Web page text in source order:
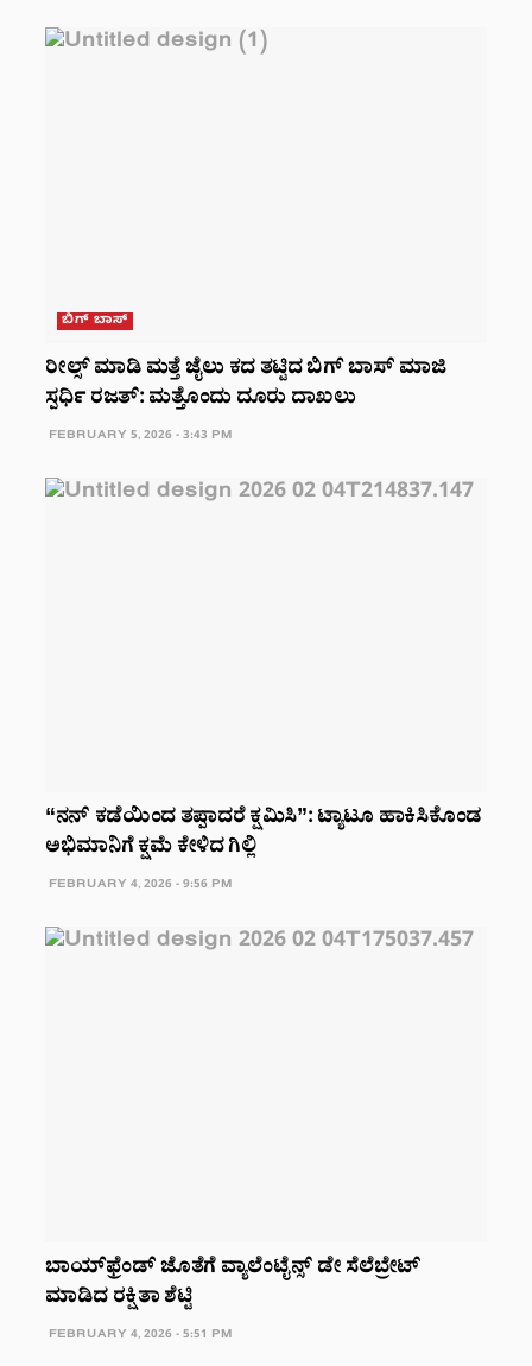
ಬಿಗ್ ಬಾಸ್
ರೀಲ್ಸ್ ಮಾಡಿ ಮತ್ತೆ ಜೈಲು ಕದ ತಟ್ಟಿದ ಬಿಗ್ ಬಾಸ್ ಮಾಜಿ
ಸ್ಪರ್ಧಿ ರಜತ್: ಮತ್ತೊಂದು ದೂರು ದಾಖಲು
FEBRUARY 5, 2026 - 3:43 PM
“ನನ್ ಕಡೆಯಿಂದ ತಪ್ಪಾದರೆ ಕ್ಷಮಿಸಿ”: ಟ್ಯಾಟೂ ಹಾಕಿಸಿಕೊಂಡ
ಅಭಿಮಾನಿಗೆ ಕ್ಷಮೆ ಕೇಳಿದ ಗಿಲ್ಲಿ
FEBRUARY 4, 2026 - 9:56 PM
ಬಾಯ್‌ಫ್ರೆಂಡ್‌ ಜೊತೆಗೆ ವ್ಯಾಲೆಂಟೈನ್ಸ್‌ ಡೇ ಸೆಲೆಬ್ರೇಟ್‌
ಮಾಡಿದ ರಕ್ಷಿತಾ ಶೆಟ್ಟಿ
FEBRUARY 4, 2026 - 5:51 PM